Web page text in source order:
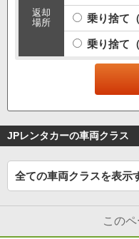
返却
場所
乗り捨て
乗り捨て
JPレンタカーの車両クラス
全ての車両クラスを表示
この